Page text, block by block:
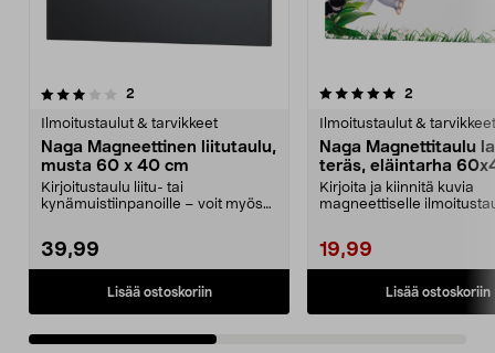
2
Ilmoitustaulut & tarvikkeet
Naga Magneettinen liitutaulu,
musta 60 x 40 cm
Kirjoitustaulu liitu- tai
kynämuistiinpanoille – voit myös
39,99
Lisää ostoskoriin
5.0viidestä
2
Ilmoitustaulut & tarvikkeet
Naga Magnettitaulu
teräs, eläintarha
Kirjoita ja kiinnitä kuvia
magneettiselle
19,99
Lisää ostoskoriin
5.0viidestä